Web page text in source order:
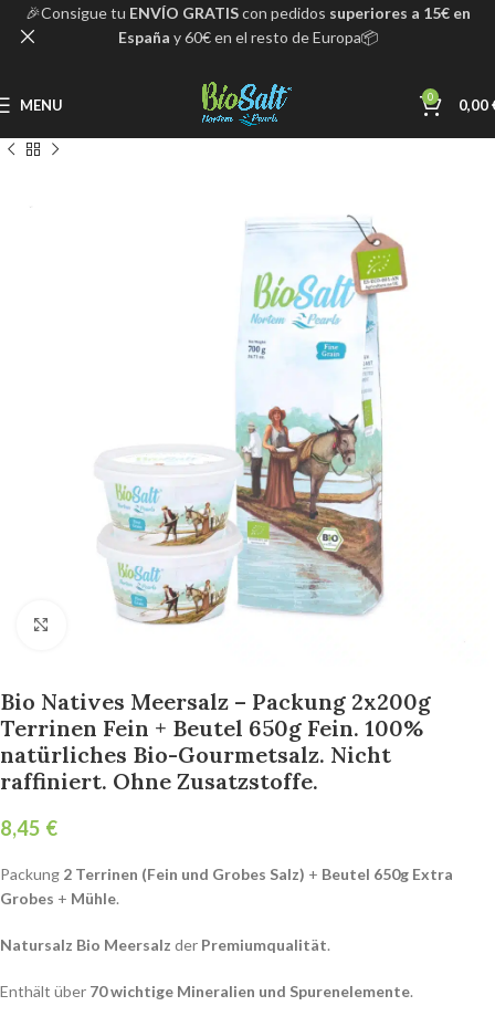
MENU 0 0,00
Click to enlarge
Bio Natives Meersalz – Packung 2x200g
Terrinen Fein + Beutel 650g Fein. 100%
natürliches Bio-Gourmetsalz. Nicht
raffiniert. Ohne Zusatzstoffe.
€
Packung 2 Terrinen (Fein und Grobes Salz) + Beutel 650g Extra
Grobes + Mühle.
Natursalz Bio Meersalz der Premiumqualität.
Enthält über 70 wichtige Mineralien und Spurenelemente.
🎉Consigue tu ENVÍO GRATIScon pedidos superiores a 15€ en
España y 60€ en el resto de Europa📦